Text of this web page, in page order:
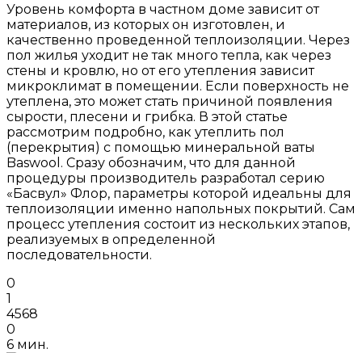
Уровень комфорта в частном доме зависит от
материалов, из которых он изготовлен, и
качественно проведенной теплоизоляции. Через
пол жилья уходит не так много тепла, как через
стены и кровлю, но от его утепления зависит
микроклимат в помещении. Если поверхность не
утеплена, это может стать причиной появления
сырости, плесени и грибка. В этой статье
рассмотрим подробно, как утеплить пол
(перекрытия) с помощью минеральной ваты
Baswool. Сразу обозначим, что для данной
процедуры производитель разработал серию
«Басвул» Флор, параметры которой идеальны для
теплоизоляции именно напольных покрытий. Сам
процесс утепления состоит из нескольких этапов,
реализуемых в определенной
последовательности.
0
1
4568
0
6 мин.